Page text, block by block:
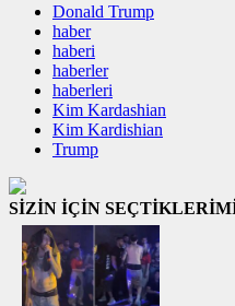
Donald Trump
haber
haberi
haberler
haberleri
Kim Kardashian
Kim Kardishian
Trump
SİZİN İÇİN